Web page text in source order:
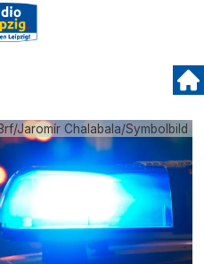
Jaromír Chalabala/Symbolbild